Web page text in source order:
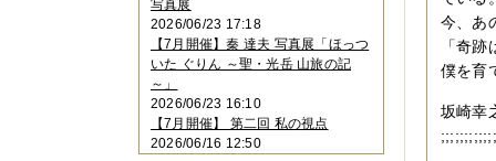
今、あ
「奇
僕を育
坂崎
2023年05月
2023年04月 （2件）
2023年03月（5件）
2023年02月（3件）
2023年01月
2022年12月 （3件）
2022年11月（2件）
2022年10月（4件）
写真展
2026/06/23 17:18
【7月開催】秦 達夫 写真展「ほっつ
いた ぐりん ～聖・光岳 山旅の記
～」
2026/06/23 16:10
【7月開催】 第二回 私の視点
2026/06/16 12:50